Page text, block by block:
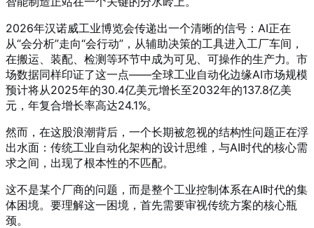
2026年汉诺威工业博览会传递出一个清晰的信号：AI正在
从“会分析”走向“会行动”，从辅助决策的工具进入工厂车间，
在搬运、装配、检测等环节中成为可见、可操作的生产力。市
场数据同样印证了这一点——全球工业自动化边缘AI市场规模
预计将从2025年的30.4亿美元增长至2032年的137.8亿美
元，年复合增长率高达24.1%。
然而，在这股浪潮背后，一个长期被忽视的结构性问题正在浮
出水面：传统工业自动化架构的设计思维，与AI时代的核心需
求之间，出现了根本性的不匹配。
这不是某个厂商的问题，而是整个工业控制体系在AI时代的集
体困境。要理解这一困境，首先需要审视传统方案的核心瓶
颈。